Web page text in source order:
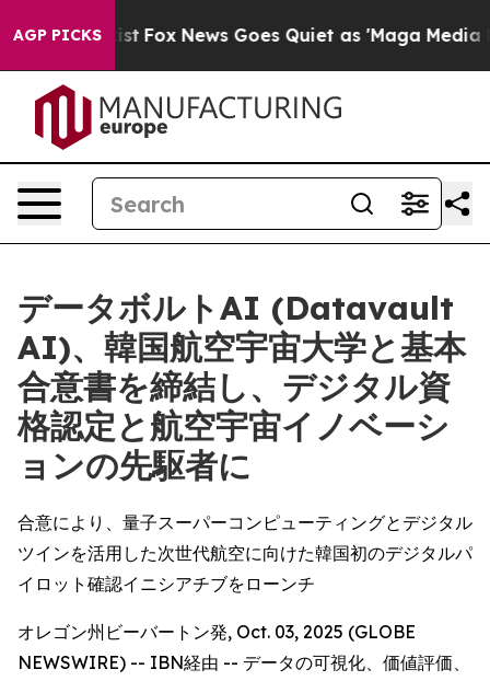
AGP PICKS
Fox News Goes Quiet as 'Maga Media Pipeline'
データボルトAI (Datavault
AI)、韓国航空宇宙大学と基本
合意書を締結し、デジタル資
格認定と航空宇宙イノベーシ
ョンの先駆者に
合意により、量子スーパーコンピューティングとデジタル
ツインを活用した次世代航空に向けた韓国初のデジタルパ
イロット確認イニシアチブをローンチ
オレゴン州ビーバートン発, Oct. 03, 2025 (GLOBE
NEWSWIRE) -- IBN経由 -- データの可視化、価値評価、